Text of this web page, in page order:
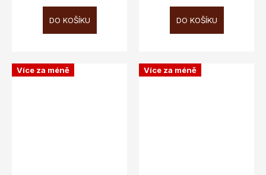
DO KOŠÍKU DO KOŠÍKU
Více za méně Více za méně